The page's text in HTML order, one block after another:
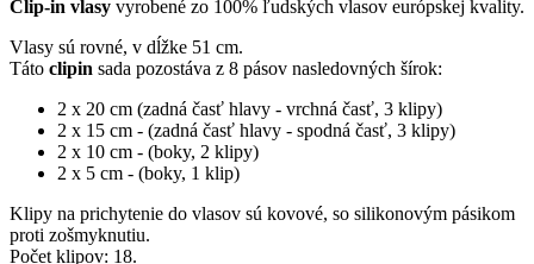
Clip-in vlasy vyrobené zo 100% ľudských vlasov európskej kvality.
Vlasy sú rovné, v dĺžke 51 cm.
Táto clipin sada pozostáva z 8 pásov nasledovných šírok:
2 x 20 cm (zadná časť hlavy - vrchná časť, 3 klipy)
2 x 15 cm - (zadná časť hlavy - spodná časť, 3 klipy)
2 x 10 cm - (boky, 2 klipy)
2 x 5 cm - (boky, 1 klip)
Klipy na prichytenie do vlasov sú kovové, so silikonovým pásikom
proti zošmyknutiu.
Počet klipov: 18.